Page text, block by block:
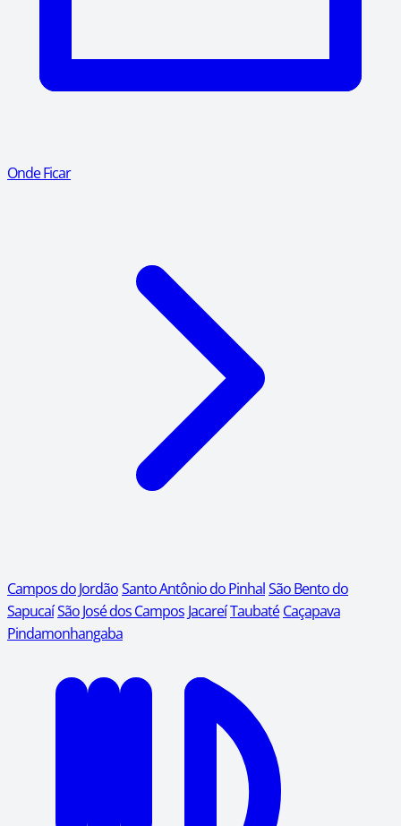
Onde Ficar
Campos do JordãoSanto Antônio do PinhalSão Bento do
SapucaíSão José dos Campos JacareíTaubaté Caçapava
Pindamonhangaba